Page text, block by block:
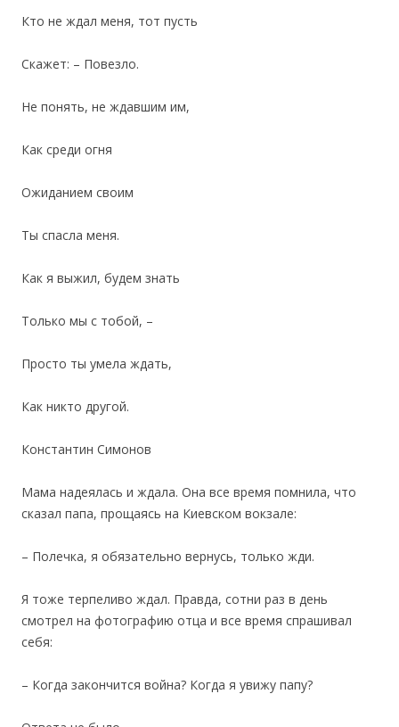
Кто не ждал меня, тот пусть
Скажет: – Повезло.
Не понять, не ждавшим им,
Как среди огня
Ожиданием своим
Ты спасла меня.
Как я выжил, будем знать
Только мы с тобой, –
Просто ты умела ждать,
Как никто другой.
Константин Симонов
Мама надеялась и ждала. Она все время помнила, что
сказал папа, прощаясь на Киевском вокзале:
– Полечка, я обязательно вернусь, только жди.
Я тоже терпеливо ждал. Правда, сотни раз в день
смотрел на фотографию отца и все время спрашивал
себя:
– Когда закончится война? Когда я увижу папу?